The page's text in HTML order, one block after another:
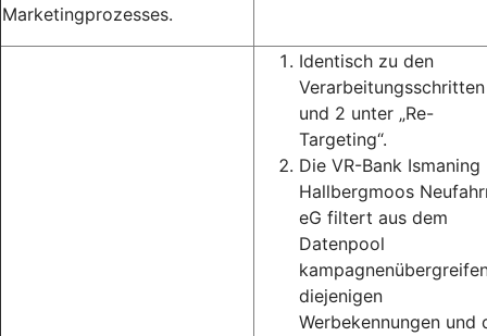
Marketingprozesses.
Identisch zu den
Verarbeitungsschritten
und 2 unter „Re-
Targeting“.
Die VR-Bank Ismaning
Hallbergmoos
eG filtert aus dem
Datenpool
diejenigen
Werbekennungen und